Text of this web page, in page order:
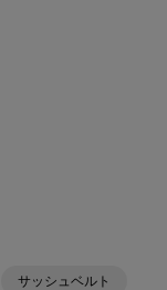
サッシュベルト